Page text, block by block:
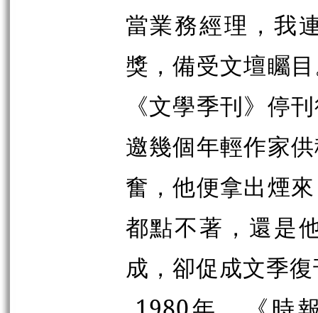
當業務經理，我
獎，備受文壇矚
《文學季刊》停
邀幾個年輕作家
奮，他便拿出煙
都點不著，還是
成，卻促成文季